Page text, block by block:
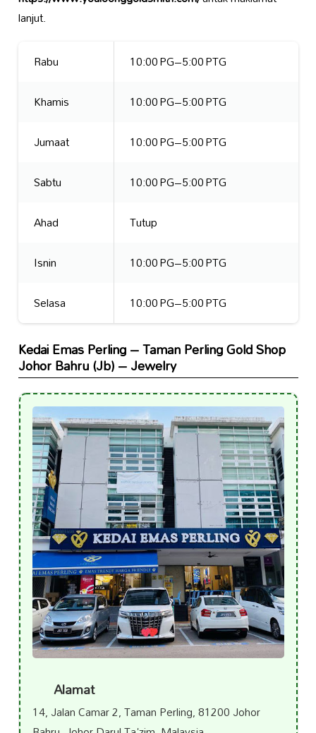
lanjut.
Rabu
10:00 PG–5:00 PTG
Khamis
10:00 PG–5:00 PTG
Jumaat
10:00 PG–5:00 PTG
Sabtu
10:00 PG–5:00 PTG
Ahad
Tutup
Isnin
10:00 PG–5:00 PTG
Selasa
10:00 PG–5:00 PTG
Kedai Emas Perling – Taman Perling Gold Shop
Johor Bahru (Jb) – Jewelry
Alamat
14, Jalan Camar 2, Taman Perling, 81200 Johor